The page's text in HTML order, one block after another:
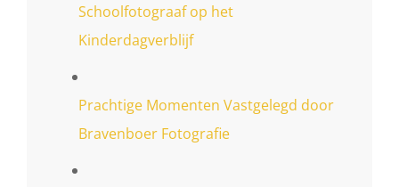
Schoolfotograaf op het
Kinderdagverblijf
Prachtige Momenten Vastgelegd door
Bravenboer Fotografie